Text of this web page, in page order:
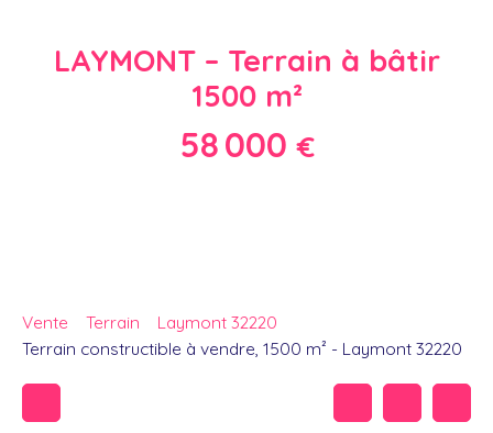
LAYMONT – Terrain à bâtir
1500 m²
58 000€
Vente Terrain
Laymont 32220
Terrain constructible à vendre, 1500 m² - Laymont 32220